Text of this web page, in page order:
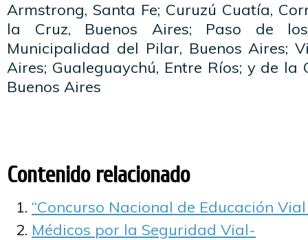
Armstrong, Santa Fe; Curuzú Cuatía,
la Cruz, Buenos Aires; Paso de los
Municipalidad del Pilar, Buenos Aires;
Aires; Gualeguaychú, Entre Ríos; y de
Buenos Aires
Contenido relacionado
“Concurso Nacional de Educación
Médicos por la Seguridad Vial-